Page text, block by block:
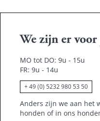
We zijn er
MO tot DO: 9u - 15u
FR: 9u - 14u
+ 49 (0) 5232 980 53 50
Anders zijn we aan het
honden of in ons